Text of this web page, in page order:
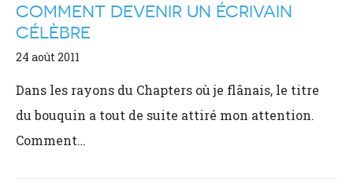
COMMENT DEVENIR UN ÉCRIVAIN
CÉLÈBRE
24 août 2011
Dans les rayons du Chapters où je flânais, le titre
du bouquin a tout de suite attiré mon attention.
Comment…